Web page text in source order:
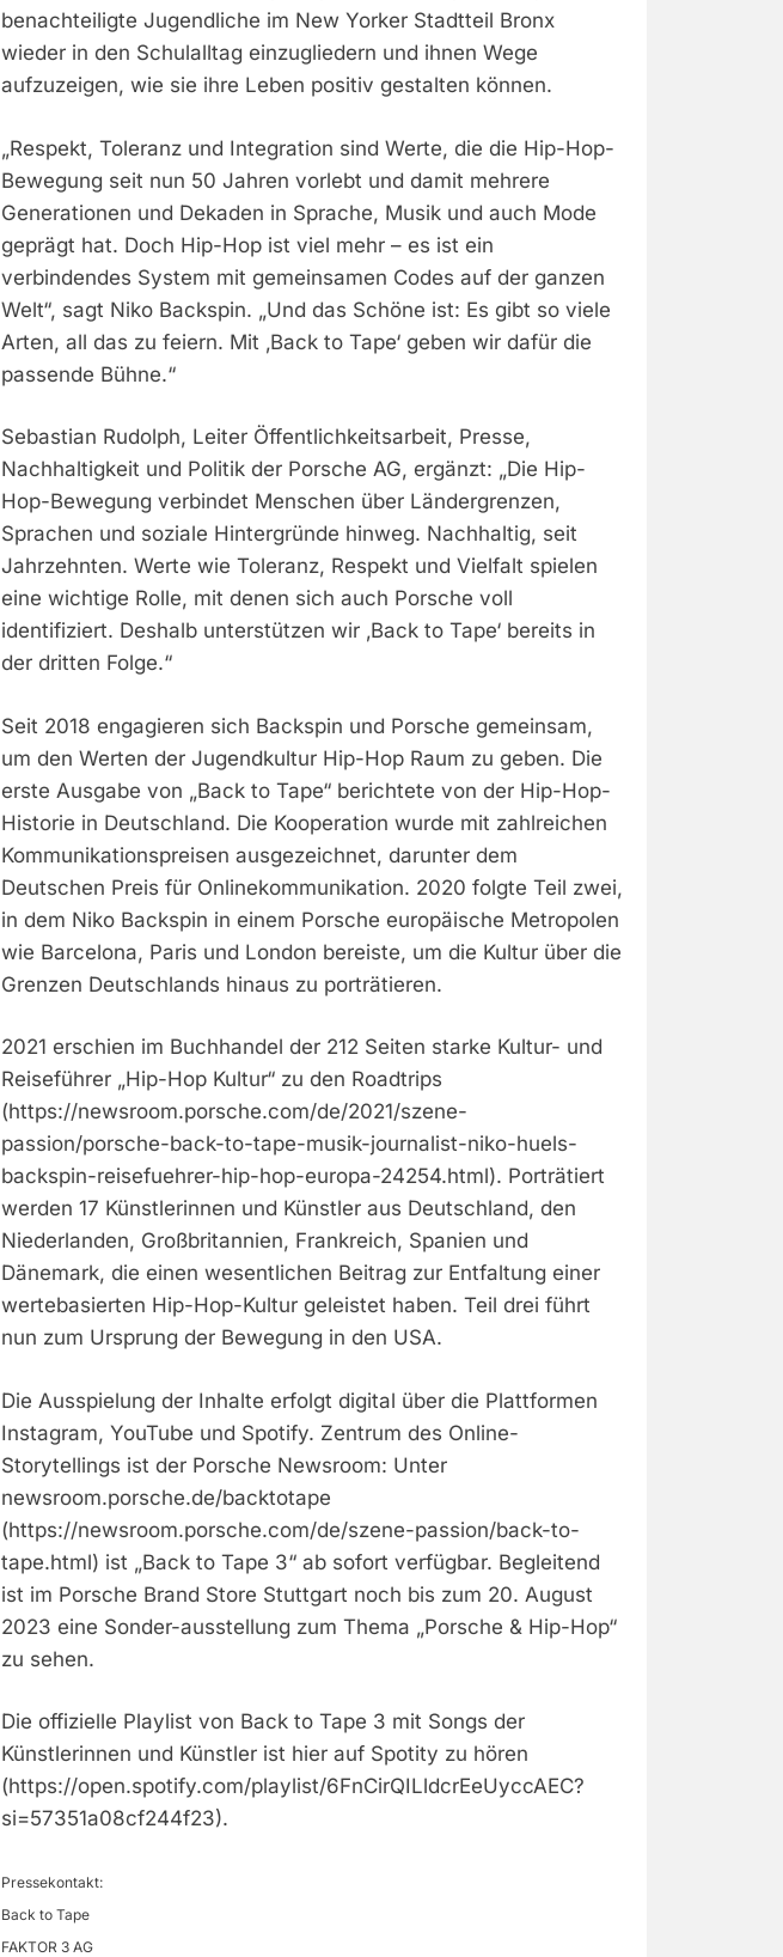
benachteiligte Jugendliche im New Yorker Stadtteil Bronx
wieder in den Schulalltag einzugliedern und ihnen Wege
aufzuzeigen, wie sie ihre Leben positiv gestalten können.
„Respekt, Toleranz und Integration sind Werte, die die Hip-Hop-
Bewegung seit nun 50 Jahren vorlebt und damit mehrere
Generationen und Dekaden in Sprache, Musik und auch Mode
geprägt hat. Doch Hip-Hop ist viel mehr – es ist ein
verbindendes System mit gemeinsamen Codes auf der ganzen
Welt“, sagt Niko Backspin. „Und das Schöne ist: Es gibt so viele
Arten, all das zu feiern. Mit ‚Back to Tape‘ geben wir dafür die
passende Bühne.“
Sebastian Rudolph, Leiter Öffentlichkeitsarbeit, Presse,
Nachhaltigkeit und Politik der Porsche AG, ergänzt: „Die Hip-
Hop-Bewegung verbindet Menschen über Ländergrenzen,
Sprachen und soziale Hintergründe hinweg. Nachhaltig, seit
Jahrzehnten. Werte wie Toleranz, Respekt und Vielfalt spielen
eine wichtige Rolle, mit denen sich auch Porsche voll
identifiziert. Deshalb unterstützen wir ‚Back to Tape‘ bereits in
der dritten Folge.“
Seit 2018 engagieren sich Backspin und Porsche gemeinsam,
um den Werten der Jugendkultur Hip-Hop Raum zu geben. Die
erste Ausgabe von „Back to Tape“ berichtete von der Hip-Hop-
Historie in Deutschland. Die Kooperation wurde mit zahlreichen
Kommunikationspreisen ausgezeichnet, darunter dem
Deutschen Preis für Onlinekommunikation. 2020 folgte Teil zwei,
in dem Niko Backspin in einem Porsche europäische Metropolen
wie Barcelona, Paris und London bereiste, um die Kultur über die
Grenzen Deutschlands hinaus zu porträtieren.
2021 erschien im Buchhandel der 212 Seiten starke Kultur- und
Reiseführer „Hip-Hop Kultur“ zu den Roadtrips
(https://newsroom.porsche.com/de/2021/szene-
passion/porsche-back-to-tape-musik-journalist-niko-huels-
backspin-reisefuehrer-hip-hop-europa-24254.html). Porträtiert
werden 17 Künstlerinnen und Künstler aus Deutschland, den
Niederlanden, Großbritannien, Frankreich, Spanien und
Dänemark, die einen wesentlichen Beitrag zur Entfaltung einer
wertebasierten Hip-Hop-Kultur geleistet haben. Teil drei führt
nun zum Ursprung der Bewegung in den USA.
Die Ausspielung der Inhalte erfolgt digital über die Plattformen
Instagram, YouTube und Spotify. Zentrum des Online-
Storytellings ist der Porsche Newsroom: Unter
newsroom.porsche.de/backtotape
(https://newsroom.porsche.com/de/szene-passion/back-to-
tape.html) ist „Back to Tape 3“ ab sofort verfügbar. Begleitend
ist im Porsche Brand Store Stuttgart noch bis zum 20. August
2023 eine Sonder-ausstellung zum Thema „Porsche & Hip-Hop“
zu sehen.
Die offizielle Playlist von Back to Tape 3 mit Songs der
Künstlerinnen und Künstler ist hier auf Spotity zu hören
(https://open.spotify.com/playlist/6FnCirQILldcrEeUyccAEC?
si=57351a08cf244f23).
Pressekontakt:
Back to Tape
FAKTOR 3 AG